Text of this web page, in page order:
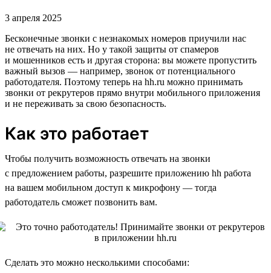
3 апреля 2025
Бесконечные звонки с незнакомых номеров приучили нас
не отвечать на них. Но у такой защиты от спамеров
и мошенников есть и другая сторона: вы можете пропустить
важный вызов — например, звонок от потенциального
работодателя. Поэтому теперь на hh.ru можно принимать
звонки от рекрутеров прямо внутри мобильного приложения
и не переживать за свою безопасность.
Как это работает
Чтобы получить возможность отвечать на звонки
с предложением работы, разрешите приложению hh работа
на вашем мобильном доступ к микрофону — тогда
работодатель сможет позвонить вам.
Сделать это можно несколькими способами: